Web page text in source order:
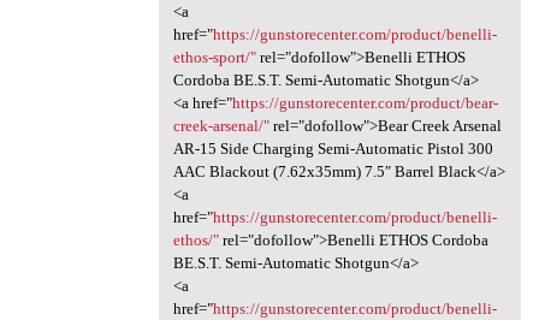
<a
href="https://gunstorecenter.com/product/benelli-
ethos-sport/"rel="dofollow">Benelli ETHOS
Cordoba BE.S.T. Semi-Automatic Shotgun</a>
<a href="https://gunstorecenter.com/product/bear-
creek-arsenal/"rel="dofollow">Bear Creek Arsenal
AR-15 Side Charging Semi-Automatic Pistol 300
AAC Blackout (7.62x35mm) 7.5″ Barrel Black</a>
<a
href="https://gunstorecenter.com/product/benelli-
ethos/"rel="dofollow">Benelli ETHOS Cordoba
BE.S.T. Semi-Automatic Shotgun</a>
<a
href="https://gunstorecenter.com/product/benelli-